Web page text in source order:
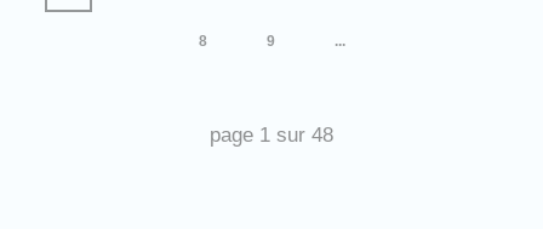
8 9 ...
page 1 sur 48